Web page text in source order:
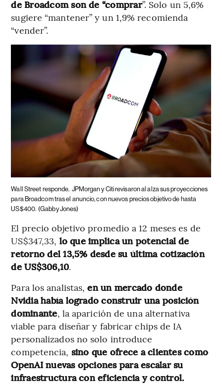
de Broadcom son de “comprar”. Solo un 5,6%
sugiere “mantener” y un 1,9% recomienda
“vender”.
Wall Street responde. JPMorgan y Citi revisaron al alza sus proyecciones
para Broadcom tras el anuncio, con nuevos precios objetivo de hasta
US$400. (Gabby Jones)
El precio objetivo promedio a 12 meses es de
US$347,33, lo que implica un potencial de
retorno del 13,5% desde su última cotización
de US$306,10.
Para los analistas,en un mercado donde
Nvidia había logrado construir una posición
dominante, la aparición de una alternativa
viable para diseñar y fabricar chips de IA
personalizados no solo introduce
competencia, sino que ofrece a clientes como
OpenAI nuevas opciones para escalar su
infraestructura con eficiencia y control.